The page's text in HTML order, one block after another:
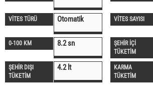
VİTES TÜRÜ Otomatik VİTES SAYISI
0-100 KM 8.2 sn
ŞEHİR İÇİ
TÜKETİM
ŞEHİR DIŞI
TÜKETİM
4.2 lt
KARMA
TÜKETİM